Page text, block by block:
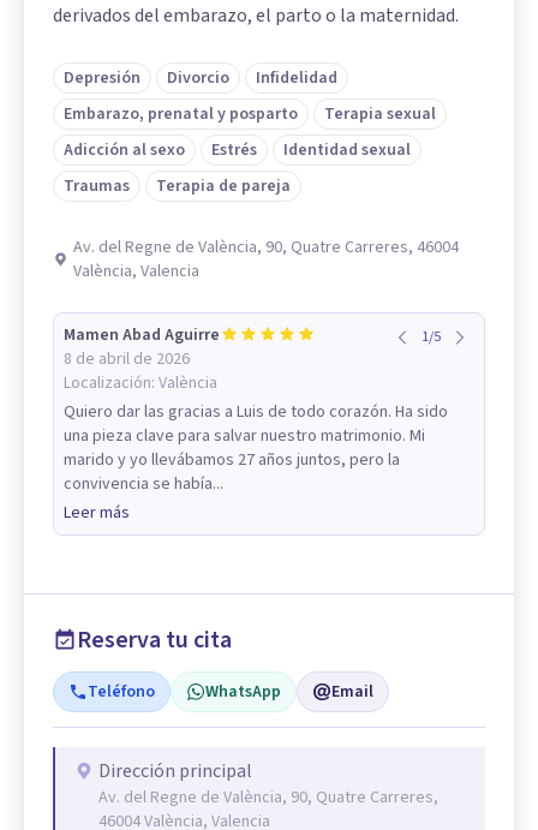
derivados del embarazo, el parto o la maternidad.
Depresión Divorcio
Infidelidad
Embarazo, prenatal y posparto
Terapia sexual
Adicción al sexo
Estrés
Identidad sexual
Traumas
Terapia de pareja
Av. del Regne de València, 90, Quatre Carreres, 46004
València, Valencia
Mamen Abad Aguirre
8 de abril de 2026
Localización: València
1/5
Quiero dar las gracias a Luis de todo corazón. Ha sido
una pieza clave para salvar nuestro matrimonio. Mi
marido y yo llevábamos 27 años juntos, pero la
convivencia se había...
Leer más
Reserva tu cita
Teléfono WhatsApp Email
Dirección principal
Av. del Regne de València, 90, Quatre Carreres,
46004 València, Valencia